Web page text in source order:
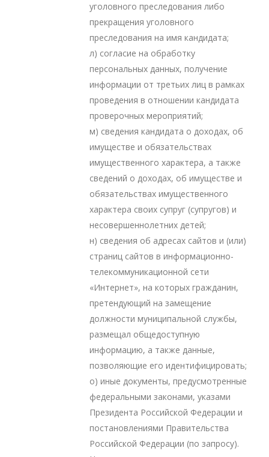
уголовного преследования либо
прекращения уголовного
преследования на имя кандидата;
л) согласие на обработку
персональных данных, получение
информации от третьих лиц в рамках
проведения в отношении кандидата
проверочных мероприятий;
м) сведения кандидата о доходах, об
имуществе и обязательствах
имущественного характера, а также
сведений о доходах, об имуществе и
обязательствах имущественного
характера своих супруг (супругов) и
несовершеннолетних детей;
н) сведения об адресах сайтов и (или)
страниц сайтов в информационно-
телекоммуникационной сети
«Интернет», на которых гражданин,
претендующий на замещение
должности муниципальной службы,
размещал общедоступную
информацию, а также данные,
позволяющие его идентифицировать;
о) иные документы, предусмотренные
федеральными законами, указами
Президента Российской Федерации и
постановлениями Правительства
Российской Федерации (по запросу).